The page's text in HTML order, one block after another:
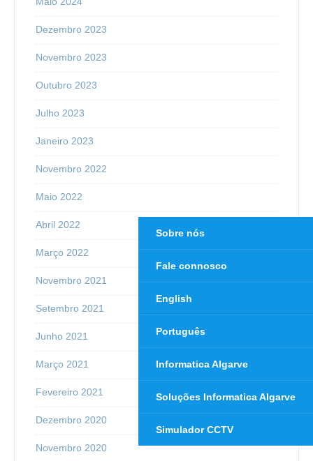
Dezembro 2023
Novembro 2023
Outubro 2023
Julho 2023
Janeiro 2023
Novembro 2022
Maio 2022
Abril 2022
Março 2022
Novembro 2021
Setembro 2021
Junho 2021
Março 2021
Fevereiro 2021
Dezembro 2020
Novembro 2020
Sobre nós
Fale connosco
English
Português
Informatica Algarve
Soluções Informatica Algarve
Simulador CCTV